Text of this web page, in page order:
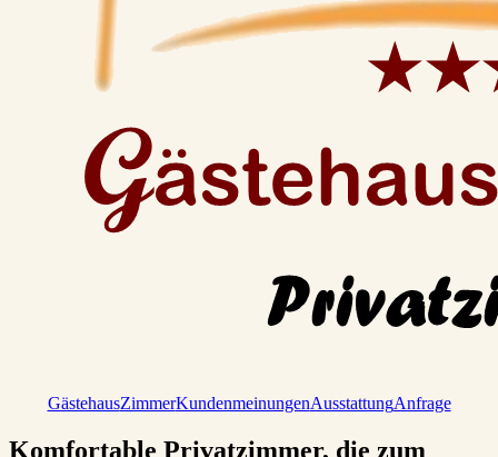
GästehausZimmerKundenmeinungenAusstattungAnfrage
Komfortable Privat­zimmer, die zum